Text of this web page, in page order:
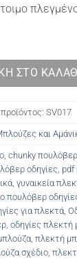
ποσότητα
ΣΤΟ ΚΑΛΆΘΙ
SV017
και
, chunky
οδηγίες pdf
γυναικεία
πουλόβερ
για πλεκτά,
, οδηγίες πλεκτή
πλεκτή
σχέδιο,